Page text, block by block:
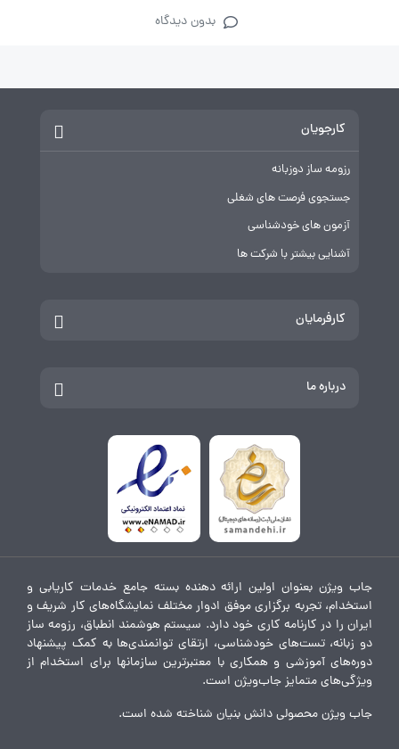
بدون دیدگاه
کارجویان
رزومه ساز دوزبانه
جستجوی فرصت های شغلی
آزمون های خودشناسی
آشنایی بیشتر با شرکت ها
کارفرمایان
درباره ما
جاب ویژن بعنوان اولین ارائه دهنده بسته جامع خدمات کاریابی و
استخدام، تجربه برگزاری موفق ادوار مختلف نمایشگاه‌های کار شریف و
ایران را در کارنامه کاری خود دارد. سیستم هوشمند انطباق، رزومه ساز
دو زبانه، تست‌های خودشناسی، ارتقای توانمندی‌ها به کمک پیشنهاد
دوره‌های آموزشی و همکاری با معتبرترین سازمانها برای استخدام از
ویژگی‌های متمایز جاب‌ویژن است.
جاب ویژن محصولی دانش بنیان شناخته شده است.